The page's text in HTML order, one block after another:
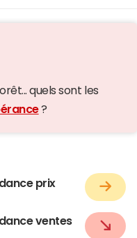
quels sont les
?
prix
ventes